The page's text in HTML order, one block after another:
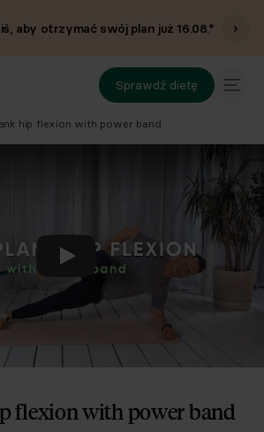
aby otrzymać swój plan już16.08.*
Sprawdź dietę
hip flexion with power band
Odtwórz
flexion with power band